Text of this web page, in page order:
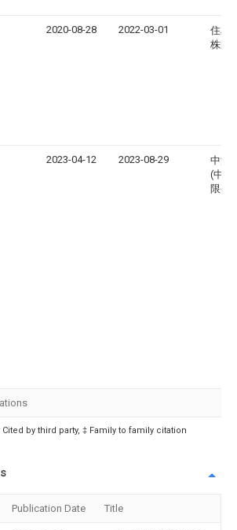
2020-08-28 2022-03-01
住友
株式
2023-04-12 2023-08-29
中海
(中国
限公
by third party, ‡ Family to family citation
Publication Date Title